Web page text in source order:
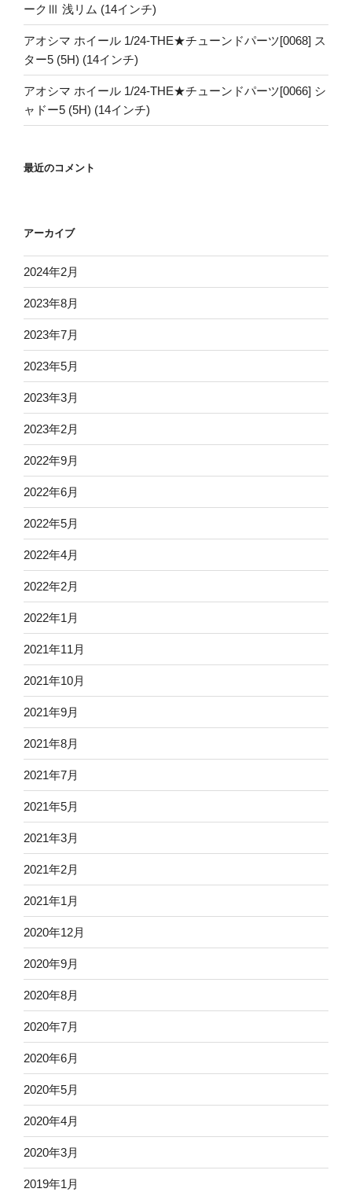
ークⅢ 浅リム (14インチ)
アオシマ ホイール 1/24-THE★チューンドパーツ[0068] ス
ター5 (5H) (14インチ)
アオシマ ホイール 1/24-THE★チューンドパーツ[0066] シ
ャドー5 (5H) (14インチ)
最近のコメント
アーカイブ
2024年2月
2023年8月
2023年7月
2023年5月
2023年3月
2023年2月
2022年9月
2022年6月
2022年5月
2022年4月
2022年2月
2022年1月
2021年11月
2021年10月
2021年9月
2021年8月
2021年7月
2021年5月
2021年3月
2021年2月
2021年1月
2020年12月
2020年9月
2020年8月
2020年7月
2020年6月
2020年5月
2020年4月
2020年3月
2019年1月